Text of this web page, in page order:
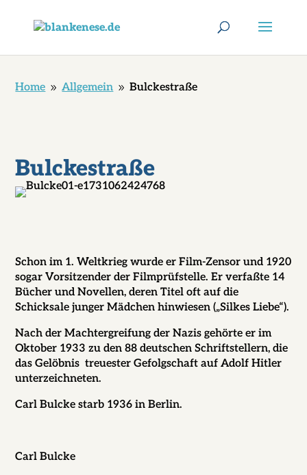
Home 9 Allgemein 9 Bulckestraße
Bulckestraße
Schon im 1. Weltkrieg wurde er Film-Zensor und 1920
sogar Vorsitzender der Filmprüfstelle. Er verfaßte 14
Bücher und Novellen,deren Titel oft auf die
Schicksale junger Mädchen hinwiesen („Silkes Liebe“).
Nach der Machtergreifung der Nazis gehörte er im
Oktober 1933 zu den 88 deutschen Schriftstellern, die
das Gelöbnis treuester Gefolgschaft auf Adolf Hitler
unterzeichneten.
Carl Bulcke starb 1936 in Berlin.
Carl Bulcke